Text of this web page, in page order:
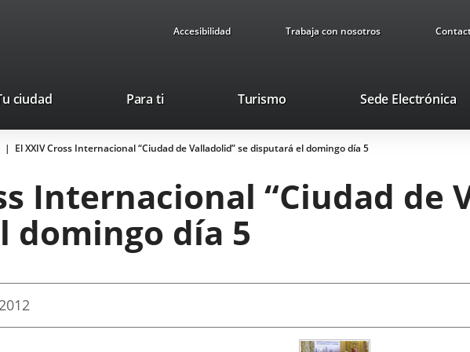
Accesibilidad Trabaja con nosotros
ciudad Para ti TurismoThis
will
open
a
pop-
Sede Electrónica
El XXIV Cross Internacional “Ciudad de Valladolid” se disputará el domingo día 5
Internacional “Ciudad de
domingo día 5